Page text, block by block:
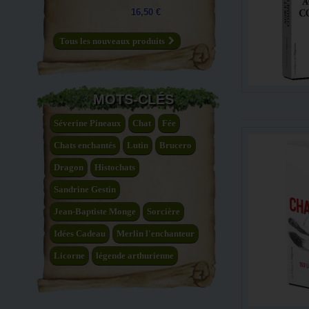
16,50 €
Tous les nouveaux produits
MOTS-CLÉS
Séverine Pineaux Chat Fée
Chats enchantés Lutin Brucero
Dragon Histochats
Sandrine Gestin
Jean-Baptiste Monge Sorcière
Idées Cadeau Merlin l'enchanteur
Licorne légende arthurienne